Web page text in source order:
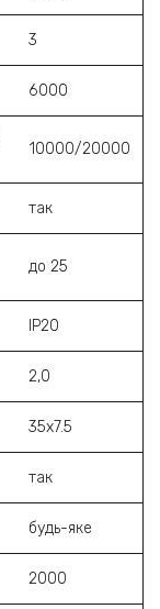
3
6000
10000/20000
так
до 25
ІР20
2,0
35х7.5
так
будь-яке
2000